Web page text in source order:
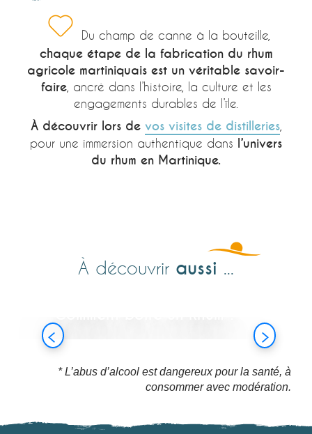
Du champ de canne à la bouteille,
chaque étape de la fabrication du rhum
agricole martiniquais est un véritable savoir-
faire, ancré dans l’histoire, la culture et les
engagements durables de l’île.
À découvrir lors de vos visites de distilleries,
pour une immersion authentique dans l’univers
du rhum en Martinique.
À découvrir aussi ...
* L’abus d’alcool est dangereux pour la santé, à
consommer avec modération.